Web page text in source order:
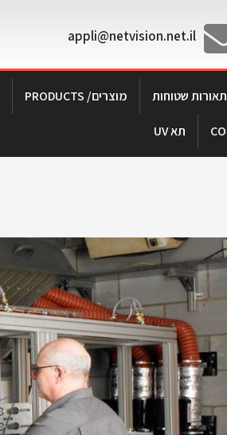
appli@netvision.net.il
תאורות שטוחות מוצרים/ PRODUCTS
תא UV